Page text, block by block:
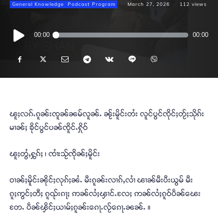
General Knowledge Podcast Program March 27, 2026 112 views
Audio
Player
00:00 00:00
ၽူႈလၵ်ႉၵူၼ်းၸူၼ်ၼမ်လူၼ်ႉ ၼႂ်းမိူင်းတႆး လူင်ပွင်ၸိုင်ႈတႂ်ႈသိုၵ်း
မၢၼ်ႈ ၶိုင်ပွင်ပၼ်ၸိူင်ႉႁိုဝ်
ၽူႈတွႆႇႁွၵ်ႈ ၊ ၸၢႆးသႂ်ၸိုၼ်ႈမိူင်း
ဝၢၼ်ႈမိူင်းၼိုင်ႈလုၵ်ႈၼႆႉ မီးၵူၼ်းလၢၵ်ႇလၢႆ ၽၢၼ်မီးပီးယွမ် မီး
ၵူႈဢွင်ႈတီႈ ၵူၺ်းၵႃႈ ဢၼ်လႆႈၾၢင်ႉလႄႈ ဢၼ်လႆႈၵူဝ်ပဵၼ်ၽေး
တႄႉ ပဵၼ်ၾိင်ႈယၢမ်ႈၵူၼ်းၵေႃႉလႂ်ၵေႃႉၼၼ်ႉ ။